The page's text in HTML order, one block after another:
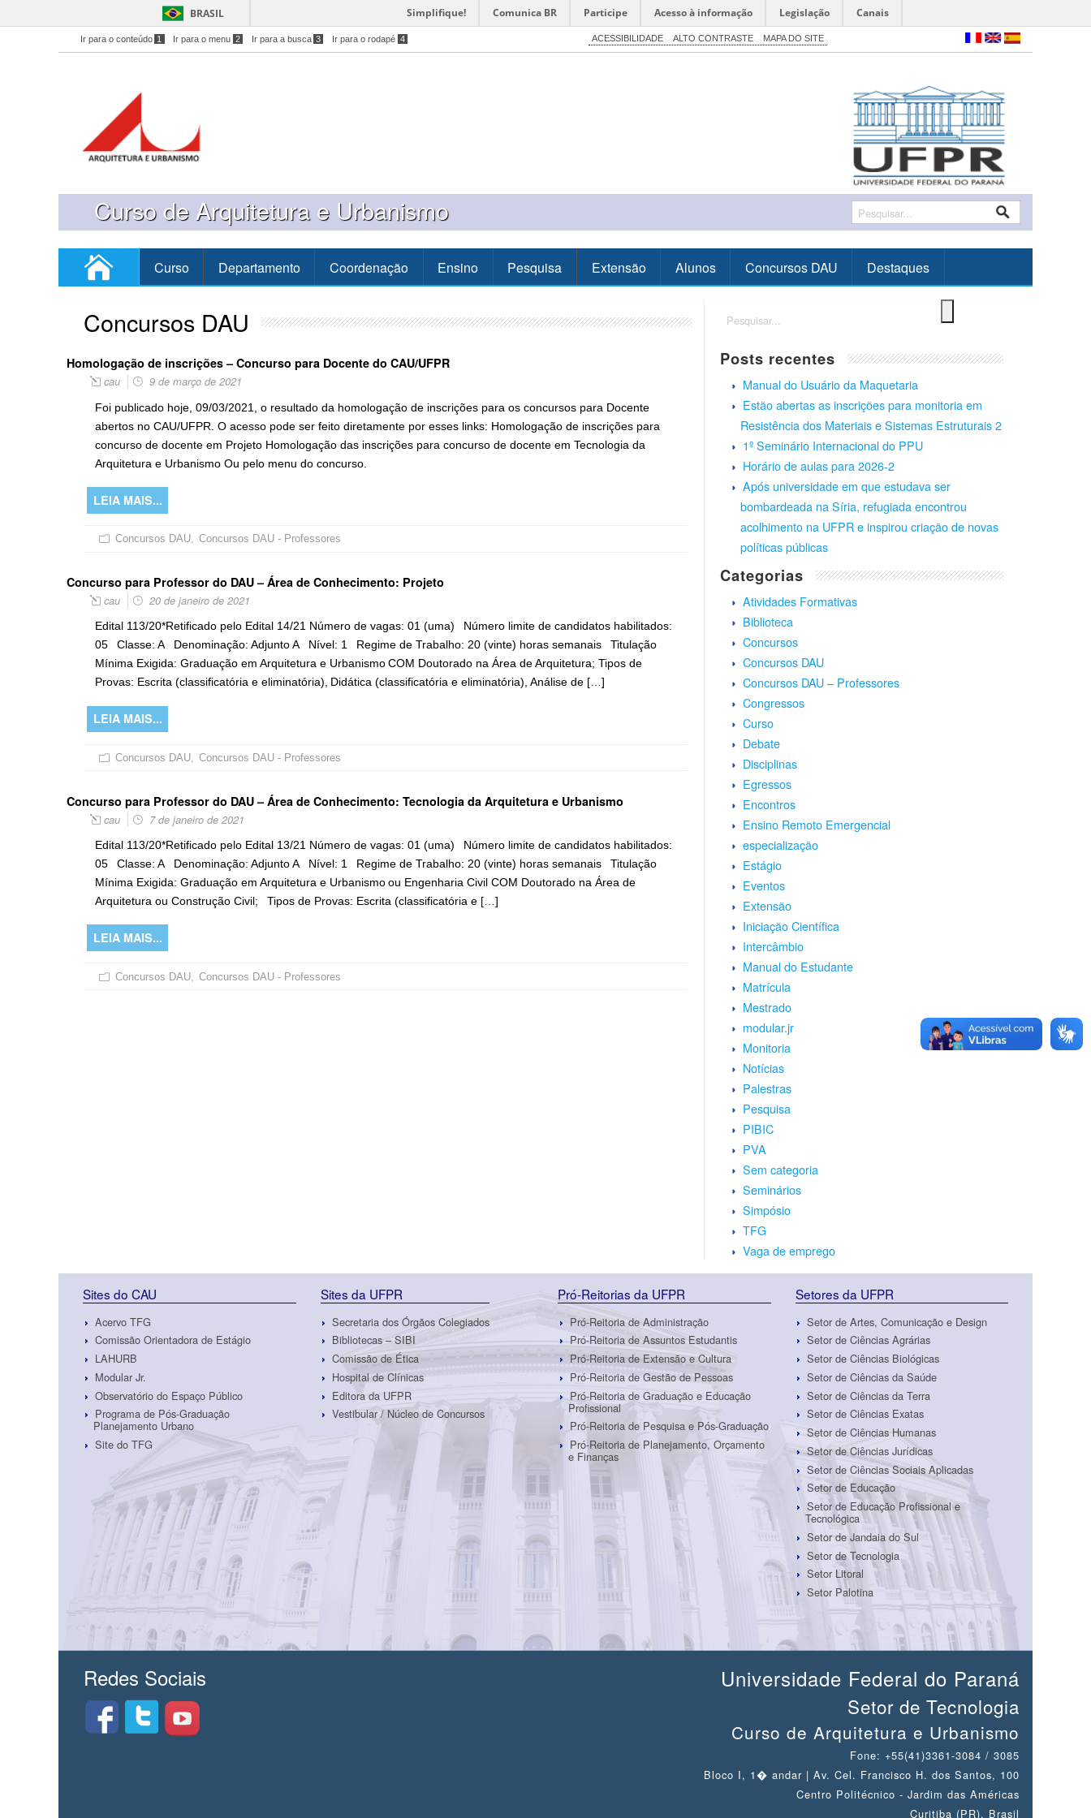
BRASIL Simplifique! Comunica BR Participe Acesso à informação Legislação Canais
Ir para o conteúdo 1 Ir para o menu 2 Ir para a busca 3 Ir para o rodapé 4 ACESSIBILIDADE ALTO CONTRASTE MAPA DO SITE
Curso de Arquitetura e Urbanismo
Curso Departamento Coordenação Ensino Pesquisa Extensão Alunos Concursos DAU Destaques
Concursos DAU
Homologação de inscrições – Concurso para Docente do CAU/UFPR
cau 9 de março de 2021
Foi publicado hoje, 09/03/2021, o resultado da homologação de inscrições para os concursos para Docente
abertos no CAU/UFPR. O acesso pode ser feito diretamente por esses links: Homologação de inscrições para
concurso de docente em Projeto Homologação das inscrições para concurso de docente em Tecnologia da
Arquitetura e Urbanismo Ou pelo menu do concurso.
LEIA MAIS...
Concursos DAU, Concursos DAU - Professores
Concurso para Professor do DAU – Área de Conhecimento: Projeto
cau 20 de janeiro de 2021
Edital 113/20*Retificado pelo Edital 14/21 Número de vagas: 01 (uma) Número limite de candidatos habilitados:
05 Classe: A Denominação: Adjunto A Nível: 1 Regime de Trabalho: 20 (vinte) horas semanais Titulação
Mínima Exigida: Graduação em Arquitetura e Urbanismo COM Doutorado na Área de Arquitetura; Tipos de
Provas: Escrita (classificatória e eliminatória), Didática (classificatória e eliminatória), Análise de […]
LEIA MAIS...
Concursos DAU, Concursos DAU - Professores
Concurso para Professor do DAU – Área de Conhecimento: Tecnologia da Arquitetura e Urbanismo
cau 7 de janeiro de 2021
Edital 113/20*Retificado pelo Edital 13/21 Número de vagas: 01 (uma) Número limite de candidatos habilitados:
05 Classe: A Denominação: Adjunto A Nível: 1 Regime de Trabalho: 20 (vinte) horas semanais Titulação
Mínima Exigida: Graduação em Arquitetura e Urbanismo ou Engenharia Civil COM Doutorado na Área de
Arquitetura ou Construção Civil; Tipos de Provas: Escrita (classificatória e […]
LEIA MAIS...
Concursos DAU, Concursos DAU - Professores
Posts recentes
Manual do Usuário da Maquetaria
Estão abertas as inscrições para monitoria em
Resistência dos Materiais e Sistemas Estruturais 2
1º Seminário Internacional do PPU
Horário de aulas para 2026-2
Após universidade em que estudava ser
bombardeada na Síria, refugiada encontrou
acolhimento na UFPR e inspirou criação de novas
políticas públicas
Categorias
Atividades Formativas
Biblioteca
Concursos
Concursos DAU
Concursos DAU – Professores
Congressos
Curso
Debate
Disciplinas
Egressos
Encontros
Ensino Remoto Emergencial
especialização
Estágio
Eventos
Extensão
Iniciação Científica
Intercâmbio
Manual do Estudante
Matrícula
Mestrado
modular.jr
Monitoria
Notícias
Palestras
Pesquisa
PIBIC
PVA
Sem categoria
Seminários
Simpósio
TFG
Vaga de emprego
Sites do CAU
Acervo TFG
Comissão Orientadora de Estágio
LAHURB
Modular Jr.
Observatório do Espaço Público
Programa de Pós-Graduação
Planejamento Urbano
Site do TFG
Sites da UFPR
Secretaria dos Órgãos Colegiados
Bibliotecas – SIBI
Comissão de Ética
Hospital de Clínicas
Editora da UFPR
Vestibular / Núcleo de Concursos
Pró-Reitorias da UFPR
Pró-Reitoria de Administração
Pró-Reitoria de Assuntos Estudantis
Pró-Reitoria de Extensão e Cultura
Pró-Reitoria de Gestão de Pessoas
Pró-Reitoria de Graduação e Educação
Profissional
Pró-Reitoria de Pesquisa e Pós-Graduação
Pró-Reitoria de Planejamento, Orçamento
e Finanças
Setores da UFPR
Setor de Artes, Comunicação e Design
Setor de Ciências Agrárias
Setor de Ciências Biológicas
Setor de Ciências da Saúde
Setor de Ciências da Terra
Setor de Ciências Exatas
Setor de Ciências Humanas
Setor de Ciências Jurídicas
Setor de Ciências Sociais Aplicadas
Setor de Educação
Setor de Educação Profissional e
Tecnológica
Setor de Jandaia do Sul
Setor de Tecnologia
Setor Litoral
Setor Palotina
Redes Sociais Universidade Federal do Paraná
Setor de Tecnologia
Curso de Arquitetura e Urbanismo
Fone: +55(41)3361-3084 / 3085
Bloco I, 1� andar | Av. Cel. Francisco H. dos Santos, 100
Centro Politécnico - Jardim das Américas
Curitiba (PR), Brasil